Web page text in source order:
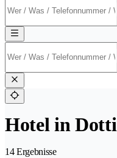
Hotel in
14 Ergebnisse